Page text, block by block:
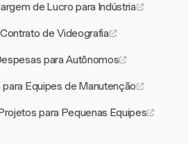
de Lucro para Indústria
de Videografia
para Autônomos
para Equipes de Manutenção
para Pequenas Equipes